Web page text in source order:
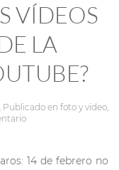
VÍDEOS
LA
. Publicado en foto y video,
14 de febrero no